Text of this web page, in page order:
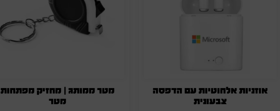
אוזניות אלחוטיות עם הדפסה
צבעונית
מטר ממותג | מחזיק מפתחות
מטר